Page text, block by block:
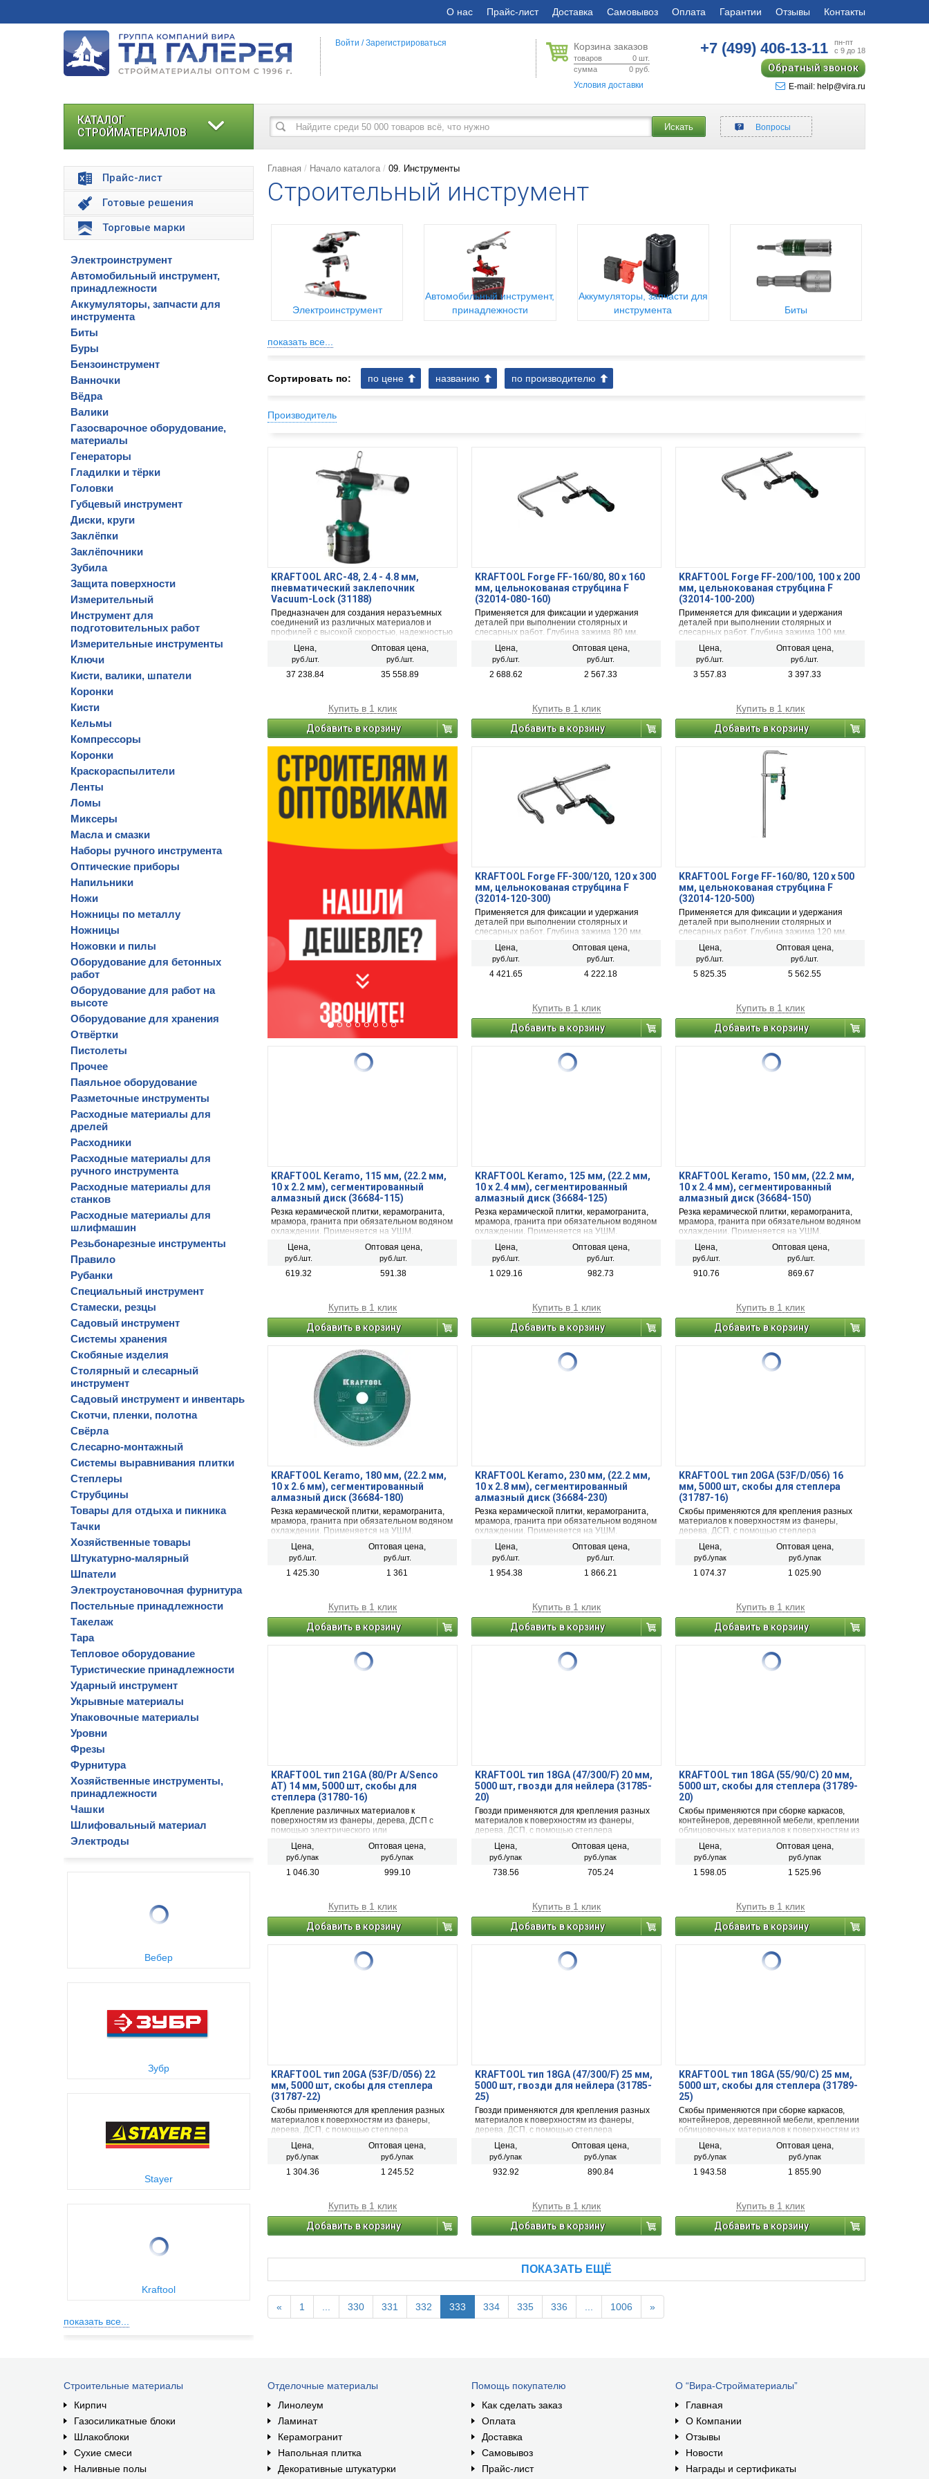
О нас Прайс-лист Доставка Самовывоз Оплата Гарантии Отзывы Контакты
Корзина заказов
товаров 0 шт.
сумма
0 руб.
Условия доставки
+7 (499)406-13-11
пн-пт
с 9 до 18
Обратный звонок
E-mail: help@vira.ru
Войти /Зарегистрироваться
КАТАЛОГ
СТРОЙМАТЕРИАЛОВ
Прайс-лист
Готовые решения
Торговые марки
Электроинструмент
Автомобильный инструмент,
принадлежности
Аккумуляторы, запчасти для
инструмента
Биты
Буры
Бензоинструмент
Ванночки
Вёдра
Валики
Газосварочное оборудование,
материалы
Генераторы
Гладилки и тёрки
Головки
Губцевый инструмент
Диски, круги
Заклёпки
Заклёпочники
Зубила
Защита поверхности
Измерительный
Инструмент для
подготовительных работ
Измерительные инструменты
Ключи
Кисти, валики, шпатели
Коронки
Кисти
Кельмы
Компрессоры
Коронки
Краскораспылители
Ленты
Ломы
Миксеры
Масла и смазки
Наборы ручного инструмента
Оптические приборы
Напильники
Ножи
Ножницы по металлу
Ножницы
Ножовки и пилы
Оборудование для бетонных
работ
Оборудование для работ на
высоте
Оборудование для хранения
Отвёртки
Пистолеты
Прочее
Паяльное оборудование
Разметочные инструменты
Расходные материалы для
дрелей
Расходники
Расходные материалы для
ручного инструмента
Расходные материалы для
станков
Расходные материалы для
шлифмашин
Резьбонарезные инструменты
Правило
Рубанки
Специальный инструмент
Стамески, резцы
Садовый инструмент
Системы хранения
Скобяные изделия
Столярный и слесарный
инструмент
Садовый инструмент и инвентарь
Скотчи, пленки, полотна
Свёрла
Слесарно-монтажный
Системы выравнивания плитки
Степлеры
Струбцины
Товары для отдыха и пикника
Тачки
Хозяйственные товары
Штукатурно-малярный
Шпатели
Электроустановочная фурнитура
Постельные принадлежности
Такелаж
Тара
Тепловое оборудование
Туристические принадлежности
Ударный инструмент
Укрывные материалы
Упаковочные материалы
Уровни
Фрезы
Фурнитура
Хозяйственные инструменты,
принадлежности
Чашки
Шлифовальный материал
Электроды
Вебер
Зубр
Stayer
Kraftool
показать все...
Искать Вопросы
Главная Начало каталога 09. Инструменты
Строительный инструмент
Электроинструмент
Автомобильный инструмент,
принадлежности
Аккумуляторы, запчасти для
инструмента
Биты
показать все...
Сортировать по: по цене названию по производителю
Производитель
KRAFTOOL ARC-48, 2.4 - 4.8 мм,
пневматический заклепочник
Vacuum-Lock (31188)
Предназначен для создания неразъемных
соединений из различных материалов и
профилей с высокой скоростью, надежностью
стали, нерж. стали.
Цена,
руб./шт.
Оптовая цена,
руб./шт.
37 238.84 35 558.89
Купить в 1 клик
Добавить в корзину
KRAFTOOL Forge FF-160/80, 80 х 160
мм, цельнокованая струбцина F
(32014-080-160)
Применяется для фиксации и удержания
деталей при выполнении столярных и
слесарных работ. Глубина зажима 80 мм.
Цена,
руб./шт.
Оптовая цена,
руб./шт.
2 688.62 2 567.33
Купить в 1 клик
Добавить в корзину
KRAFTOOL Forge FF-200/100, 100 х 200
мм, цельнокованая струбцина F
(32014-100-200)
Применяется для фиксации и удержания
деталей при выполнении столярных и
слесарных работ. Глубина зажима 100 мм.
Цена,
руб./шт.
Оптовая цена,
руб./шт.
3 557.83 3 397.33
Купить в 1 клик
Добавить в корзину
KRAFTOOL Forge FF-300/120, 120 х 300
мм, цельнокованая струбцина F
(32014-120-300)
Применяется для фиксации и удержания
деталей при выполнении столярных и
слесарных работ. Глубина зажима 120 мм.
Цена,
руб./шт.
Оптовая цена,
руб./шт.
4 421.65 4 222.18
Купить в 1 клик
Добавить в корзину
KRAFTOOL Forge FF-160/80, 120 х 500
мм, цельнокованая струбцина F
(32014-120-500)
Применяется для фиксации и удержания
деталей при выполнении столярных и
слесарных работ. Глубина зажима 120 мм.
Цена,
руб./шт.
Оптовая цена,
руб./шт.
5 825.35 5 562.55
Купить в 1 клик
Добавить в корзину
KRAFTOOL Keramo, 115 мм, (22.2 мм,
10 х 2.2 мм), сегментированный
алмазный диск (36684-115)
Резка керамической плитки, керамогранита,
мрамора, гранита при обязательном водяном
охлаждении. Применяется на УШМ.
Цена,
руб./шт.
Оптовая цена,
руб./шт.
619.32 591.38
Купить в 1 клик
Добавить в корзину
KRAFTOOL Keramo, 125 мм, (22.2 мм,
10 х 2.4 мм), сегментированный
алмазный диск (36684-125)
Резка керамической плитки, керамогранита,
мрамора, гранита при обязательном водяном
охлаждении. Применяется на УШМ.
Цена,
руб./шт.
Оптовая цена,
руб./шт.
1 029.16 982.73
Купить в 1 клик
Добавить в корзину
KRAFTOOL Keramo, 150 мм, (22.2 мм,
10 х 2.4 мм), сегментированный
алмазный диск (36684-150)
Резка керамической плитки, керамогранита,
мрамора, гранита при обязательном водяном
охлаждении. Применяется на УШМ.
Цена,
руб./шт.
Оптовая цена,
руб./шт.
910.76 869.67
Купить в 1 клик
Добавить в корзину
KRAFTOOL Keramo, 180 мм, (22.2 мм,
10 х 2.6 мм), сегментированный
алмазный диск (36684-180)
Резка керамической плитки, керамогранита,
мрамора, гранита при обязательном водяном
охлаждении. Применяется на УШМ.
Цена,
руб./шт.
Оптовая цена,
руб./шт.
1 425.30 1 361
Купить в 1 клик
Добавить в корзину
KRAFTOOL Keramo, 230 мм, (22.2 мм,
10 х 2.8 мм), сегментированный
алмазный диск (36684-230)
Резка керамической плитки, керамогранита,
мрамора, гранита при обязательном водяном
охлаждении. Применяется на УШМ.
Цена,
руб./шт.
Оптовая цена,
руб./шт.
1 954.38 1 866.21
Купить в 1 клик
Добавить в корзину
KRAFTOOL тип 20GA (53F/D/056) 16
мм, 5000 шт, скобы для степлера
(31787-16)
Скобы применяются для крепления разных
материалов к поверхностям из фанеры,
дерева, ДСП, с помощью степлера
Цена,
руб./упак
Оптовая цена,
руб./упак
1 074.37 1 025.90
Купить в 1 клик
Добавить в корзину
KRAFTOOL тип 21GA (80/Pr A/Senco
AT) 14 мм, 5000 шт, скобы для
степлера (31780-16)
Крепление различных материалов к
поверхностям из фанеры, дерева, ДСП с
помощью электрического или
пневматических степлерах KRAFTOOL,
RAPID, PREBENA, NOVUS, SCHNEIDER.
Цена,
руб./упак
Оптовая цена,
руб./упак
1 046.30 999.10
Купить в 1 клик
Добавить в корзину
KRAFTOOL тип 18GA (47/300/F) 20 мм,
5000 шт, гвозди для нейлера (31785-
20)
Гвозди применяются для крепления разных
материалов к поверхностям из фанеры,
дерева, ДСП, с помощью степлера
Цена,
руб./упак
Оптовая цена,
руб./упак
738.56 705.24
Купить в 1 клик
Добавить в корзину
KRAFTOOL тип 18GA (55/90/C) 20 мм,
5000 шт, скобы для степлера (31789-
20)
Скобы применяются при сборке каркасов,
контейнеров, деревянной мебели, креплении
облицовочных материалов к поверхностям из
электрического или пневматического.
Цена,
руб./упак
Оптовая цена,
руб./упак
1 598.05 1 525.96
Купить в 1 клик
Добавить в корзину
KRAFTOOL тип 20GA (53F/D/056) 22
мм, 5000 шт, скобы для степлера
(31787-22)
Скобы применяются для крепления разных
материалов к поверхностям из фанеры,
дерева, ДСП, с помощью степлера
Цена,
руб./упак
Оптовая цена,
руб./упак
1 304.36 1 245.52
Купить в 1 клик
Добавить в корзину
KRAFTOOL тип 18GA (47/300/F) 25 мм,
5000 шт, гвозди для нейлера (31785-
25)
Гвозди применяются для крепления разных
материалов к поверхностям из фанеры,
дерева, ДСП, с помощью степлера
Цена,
руб./упак
Оптовая цена,
руб./упак
932.92 890.84
Купить в 1 клик
Добавить в корзину
KRAFTOOL тип 18GA (55/90/C) 25 мм,
5000 шт, скобы для степлера (31789-
25)
Скобы применяются при сборке каркасов,
контейнеров, деревянной мебели, креплении
облицовочных материалов к поверхностям из
электрического или пневматического.
Цена,
руб./упак
Оптовая цена,
руб./упак
1 943.58 1 855.90
Купить в 1 клик
Добавить в корзину
ПОКАЗАТЬ ЕЩЁ
« 1 330 331 332 333 334 335 336 1006 »
Строительные материалы
Кирпич
Газосиликатные блоки
Шлакоблоки
Сухие смеси
Наливные полы
Отделочные материалы
Линолеум
Ламинат
Керамогранит
Напольная плитка
Декоративные штукатурки
Помощь покупателю
Как сделать заказ
Оплата
Доставка
Самовывоз
Прайс-лист
О “Вира-Стройматериалы”
Главная
О Компании
Отзывы
Новости
Награды и сертификаты